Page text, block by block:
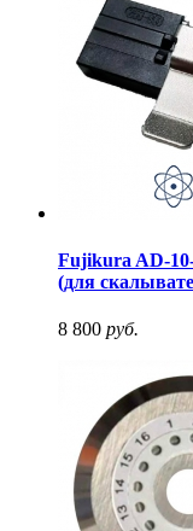
Fujikura AD-
(для
8 800 руб.